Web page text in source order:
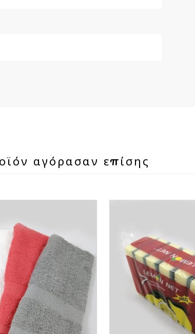
αγόρασαν επίσης